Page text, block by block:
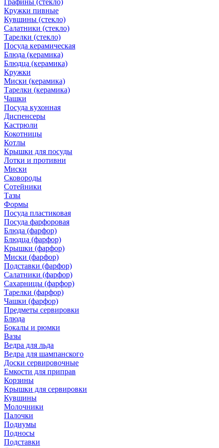
Графины (стекло)
Кружки пивные
Кувшины (стекло)
Салатники (стекло)
Тарелки (стекло)
Посуда керамическая
Блюда (керамика)
Блюдца (керамика)
Кружки
Миски (керамика)
Тарелки (керамика)
Чашки
Посуда кухонная
Диспенсеры
Кастрюли
Кокотницы
Котлы
Крышки для посуды
Лотки и противни
Миски
Сковороды
Сотейники
Тазы
Формы
Посуда пластиковая
Посуда фарфоровая
Блюда (фарфор)
Блюдца (фарфор)
Крышки (фарфор)
Миски (фарфор)
Подставки (фарфор)
Салатники (фарфор)
Сахарницы (фарфор)
Тарелки (фарфор)
Чашки (фарфор)
Предметы сервировки
Блюда
Бокалы и рюмки
Вазы
Ведра для льда
Ведра для шампанского
Доски сервировочные
Емкости для приправ
Корзины
Крышки для сервировки
Кувшины
Молочники
Палочки
Подиумы
Подносы
Подставки